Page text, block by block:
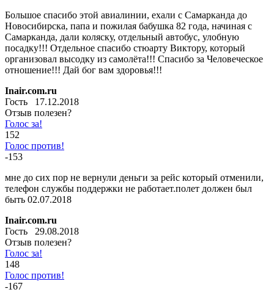
Большое спасибо этой авиалинии, ехали с Самарканда до
Новосибирска, папа и пожилая бабушка 82 года, начиная с
Самарканда, дали коляску, отдельный автобус, улобную
посадку!!! Отдельное спасибо стюарту Виктору, который
организовал высодку из самолёта!!! Спасибо за Человеческое
отношение!!! Дай бог вам здоровья!!!
Inair.com.ru
Гость 17.12.2018
Отзыв полезен?
Голос за!
152
Голос против!
-153
мне до сих пор не вернули деньги за рейс который отменили,
телефон службы поддержки не работает.полет должен был
быть 02.07.2018
Inair.com.ru
Гость 29.08.2018
Отзыв полезен?
Голос за!
148
Голос против!
-167